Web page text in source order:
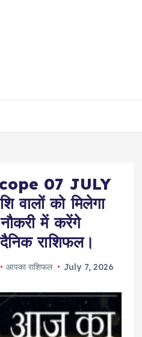
07 JULY
वालों को मिलेगा
में करेंगे
राशिफल।
आपका राशिफल July 7, 2026